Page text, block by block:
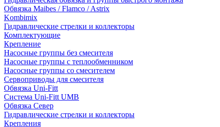
Обвязка Maibes / Flamco / Astrix
Kombimix
Гидравлические стрелки и коллекторы
Комплектующие
Крепление
Насосные группы без смесителя
Насосные группы с теплообменником
Насосные группы со смесителем
Сервоприводы для смесителя
Обвязка Uni-Fitt
Система Uni-Fitt UMB
Обвязка Север
Гидравлические стрелки и коллекторы
Крепления